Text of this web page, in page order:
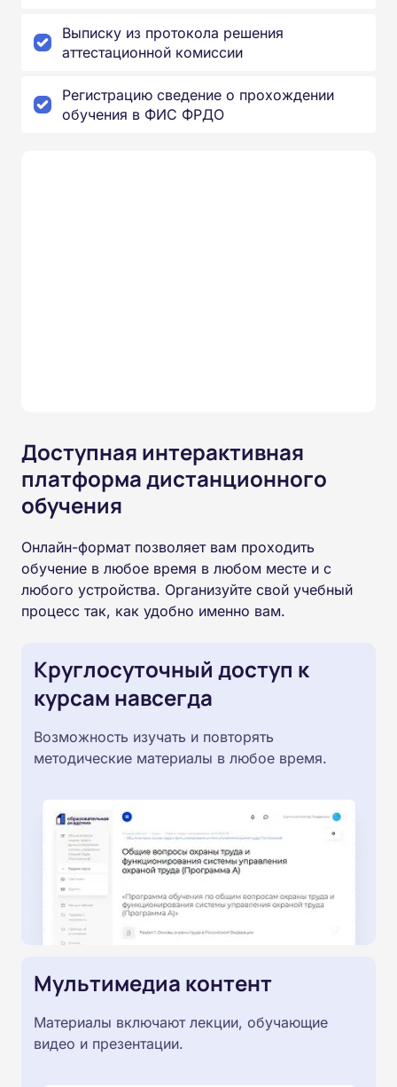
Выписку из протокола решения
аттестационной комиссии
Регистрацию сведение о прохождении
обучения в ФИС ФРДО
Доступная интерактивная
платформа дистанционного
обучения
Онлайн-формат позволяет вам проходить
обучение в любое время в любом месте и с
любого устройства. Организуйте свой учебный
процесс так, как удобно именно вам.
Круглосуточный доступ к
курсам навсегда
Возможность изучать и повторять
методические материалы в любое время.
Мультимедиа контент
Материалы включают лекции, обучающие
видео и презентации.